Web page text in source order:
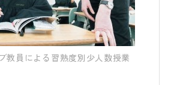
教員による習熟度別少人数授業